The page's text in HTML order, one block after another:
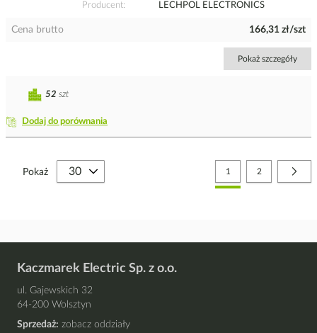
Producent
LECHPOL ELECTRONICS
Cena brutto 166,31 zł/szt
Pokaż szczegóły
Dodaj do porównania
52 szt
Strona
Aktualnie czytasz stronę
1 Strona
2
Pokaż
Kaczmarek Electric Sp. z o.o.
ul. Gajewskich 32
64-200 Wolsztyn
Sprzedaż: zobacz oddziały